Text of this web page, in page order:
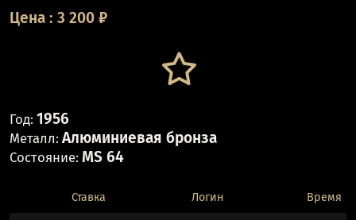
Цена : 3 200 ₽
Год: 1956
Металл: Алюминиевая бронза
Состояние: MS 64
Ставка Логин Время